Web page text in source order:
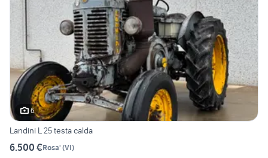
6
Landini L 25 testa calda
6.500 €Rosa' (VI)